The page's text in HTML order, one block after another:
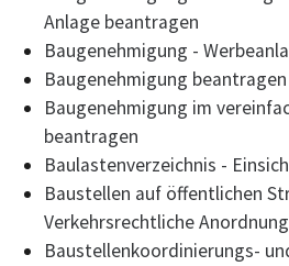
Anlage beantragen
Baugenehmigung -
Baugenehmigung beantragen
Baugenehmigung im
beantragen
Baulastenverzeichnis -
Baustellen auf öffentlichen
Verkehrsrechtliche
Baustellenkoordinierungs-